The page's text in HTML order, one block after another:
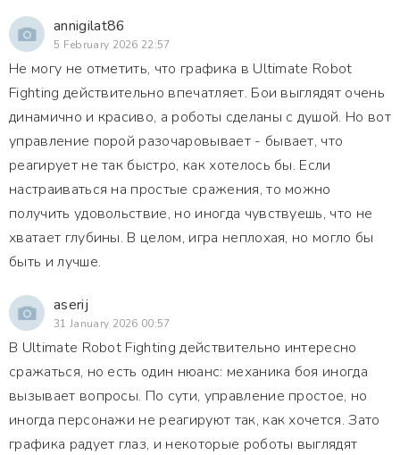
annigilat86
5 February 2026 22:57
Не могу не отметить, что графика в Ultimate Robot
Fighting действительно впечатляет. Бои выглядят очень
динамично и красиво, а роботы сделаны с душой. Но вот
управление порой разочаровывает - бывает, что
реагирует не так быстро, как хотелось бы. Если
настраиваться на простые сражения, то можно
получить удовольствие, но иногда чувствуешь, что не
хватает глубины. В целом, игра неплохая, но могло бы
быть и лучше.
aserij
31 January 2026 00:57
В Ultimate Robot Fighting действительно интересно
сражаться, но есть один нюанс: механика боя иногда
вызывает вопросы. По сути, управление простое, но
иногда персонажи не реагируют так, как хочется. Зато
графика радует глаз, и некоторые роботы выглядят